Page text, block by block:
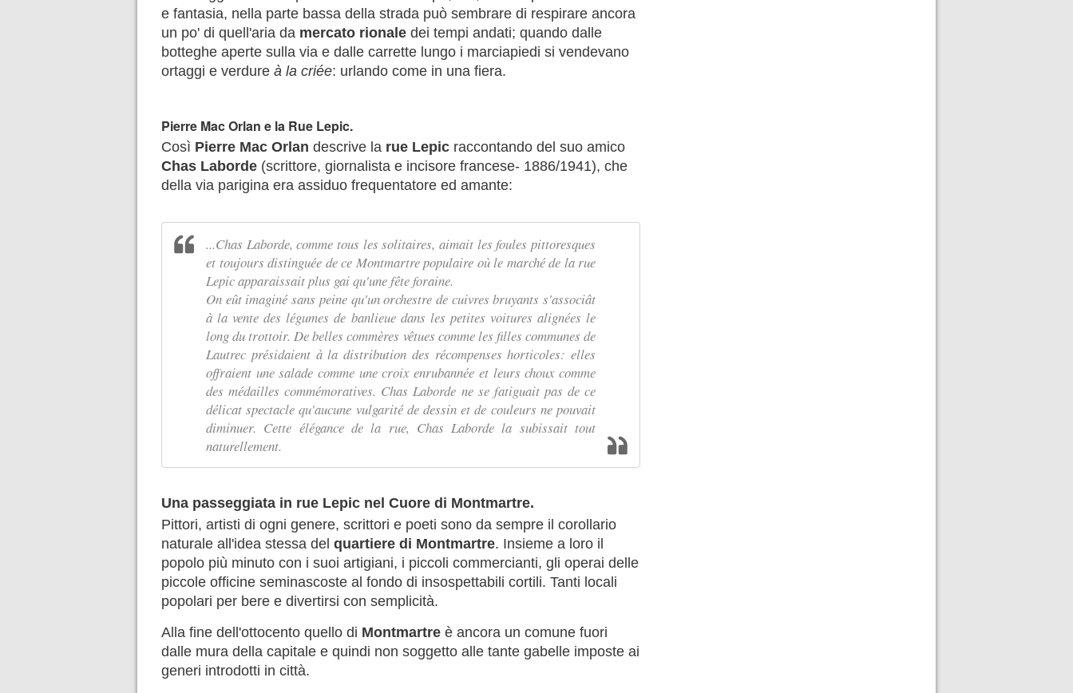
e fantasia, nella parte bassa della strada può sembrare di respirare ancora
un po' di quell'aria da mercato rionale dei tempi andati; quando dalle
botteghe aperte sulla via e dalle carrette lungo i marciapiedi si vendevano
ortaggi e verdure à la criée: urlando come in una fiera.
Pierre Mac Orlan e la Rue Lepic.
Così Pierre Mac Orlan descrive la rue Lepic raccontando del suo amico
Chas Laborde (scrittore, giornalista e incisore francese- 1886/1941), che
della via parigina era assiduo frequentatore ed amante:
...Chas Laborde, comme tous les solitaires, aimait les foules pittoresques
et toujours distinguée de ce Montmartre populaire où le marché de la rue
Lepic apparaissait plus gai qu'une fête foraine.
On eût imaginé sans peine qu'un orchestre de cuivres bruyants s'associât
à la vente des légumes de banlieue dans les petites voitures alignées le
long du trottoir. De belles commères vêtues comme les filles communes de
Lautrec présidaient à la distribution des récompenses horticoles: elles
offraient une salade comme une croix enrubannée et leurs choux comme
des médailles commémoratives. Chas Laborde ne se fatiguait pas de ce
délicat spectacle qu'aucune vulgarité de dessin et de couleurs ne pouvait
diminuer. Cette élégance de la rue, Chas Laborde la subissait tout
naturellement.
Una passeggiata in rue Lepic nel Cuore di Montmartre.
Pittori, artisti di ogni genere, scrittori e poeti sono da sempre il corollario
naturale all'idea stessa del quartiere di Montmartre. Insieme a loro il
popolo più minuto con i suoi artigiani, i piccoli commercianti, gli operai delle
piccole officine seminascoste al fondo di insospettabili cortili. Tanti locali
popolari per bere e divertirsi con semplicità.
Alla fine dell'ottocento quello di Montmartre è ancora un comune fuori
dalle mura della capitale e quindi non soggetto alle tante gabelle imposte ai
generi introdotti in città.